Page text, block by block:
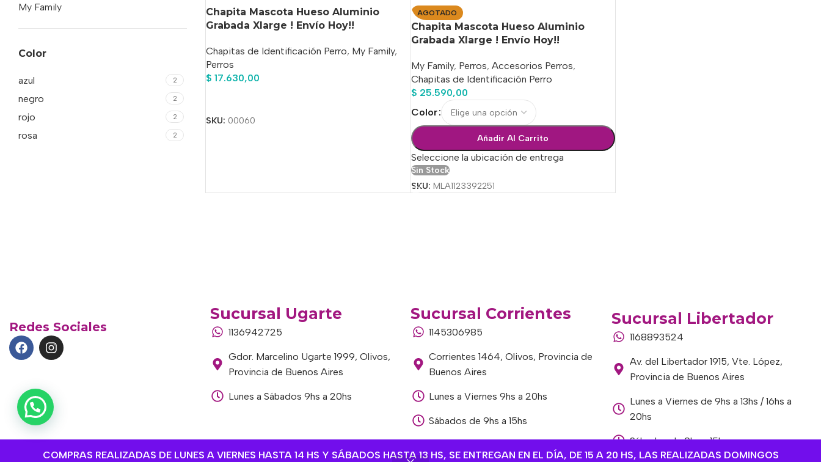
COMPRAS REALIZADAS DE LUNES A VIERNES HASTA 14 HS Y SÁBADOS HASTA 13 HS, SE ENTREGAN EN EL DÍA, DE 15 A 20 HS, LAS REALIZADAS DOMINGOS
My Family
Color
azul 2
negro 2
rojo 2
rosa 2
Chapita Mascota Hueso Aluminio
Grabada Xlarge ! Envío Hoy!!
Chapitas de Identificación Perro, My Family,
Perros
$ 17.630,00
SKU: 00060
AGOTADO
Chapita Mascota Hueso Aluminio
Grabada Xlarge ! Envío Hoy!!
My Family, Perros, Accesorios Perros,
Chapitas de Identificación Perro
$ 25.590,00
Color
Añadir Al Carrito
Seleccione la ubicación de entrega
Sin Stock
SKU: MLA1123392251
Redes Sociales
Sucursal Ugarte
1136942725
Gdor. Marcelino Ugarte 1999, Olivos,
Provincia de Buenos Aires
Lunes a Sábados 9hs a 20hs
Sucursal Corrientes
1145306985
Corrientes 1464, Olivos, Provincia de
Buenos Aires
Lunes a Viernes 9hs a 20hs
Sábados de 9hs a 15hs
Sucursal Libertador
1168893524
Av. del Libertador 1915, Vte. López,
Provincia de Buenos Aires
Lunes a Viernes de 9hs a 13hs / 16hs a
20hs
Sábados de 9hs a 15hs